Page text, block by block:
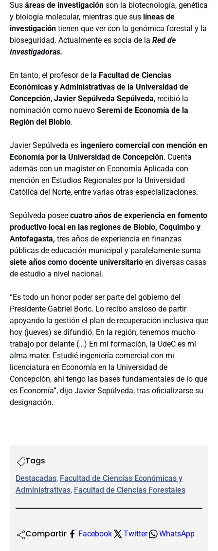
Sus áreas de investigación son la biotecnología, genética
y biología molecular, mientras que sus líneas de
investigación tienen que ver con la genómica forestal y la
bioseguridad. Actualmente es socia de la Red de
Investigadoras.
En tanto, el profesor de la Facultad de Ciencias
Económicas y Administrativas de la Universidad de
Concepción, Javier Sepúlveda Sepúlveda, recibió la
nominación como nuevo Seremi de Economía de la
Región del Biobío.
Javier Sepúlveda es ingeniero comercial con mención en
Economía por la Universidad de Concepción. Cuenta
además con un magíster en Economía Aplicada con
mención en Estudios Regionales por la Universidad
Católica del Norte, entre varias otras especializaciones.
Sepúlveda posee cuatro años de experiencia en fomento
productivo local en las regiones de Biobío, Coquimbo y
Antofagasta, tres años de experiencia en finanzas
públicas de educación municipal y paralelamente suma
siete años como docente universitario en diversas casas
de estudio a nivel nacional.
“Es todo un honor poder ser parte del gobierno del
Presidente Gabriel Boric. Lo recibo ansioso de partir
apoyando la gestión el plan de recuperación inclusiva que
hoy (jueves) se difundió. En la región, tenemos mucho
trabajo por delante (…) En mi formación, la UdeC es mi
alma mater. Estudié ingeniería comercial con mi
licenciatura en Economía en la Universidad de
Concepción, ahí tengo las bases fundamentales de lo que
es Economía”, dijo Javier Sepúlveda, tras oficializarse su
designación.
Tags
Destacadas, Facultad de Ciencias Económicas y
Administrativas, Facultad de Ciencias Forestales
Compartir Facebook Twitter WhatsApp